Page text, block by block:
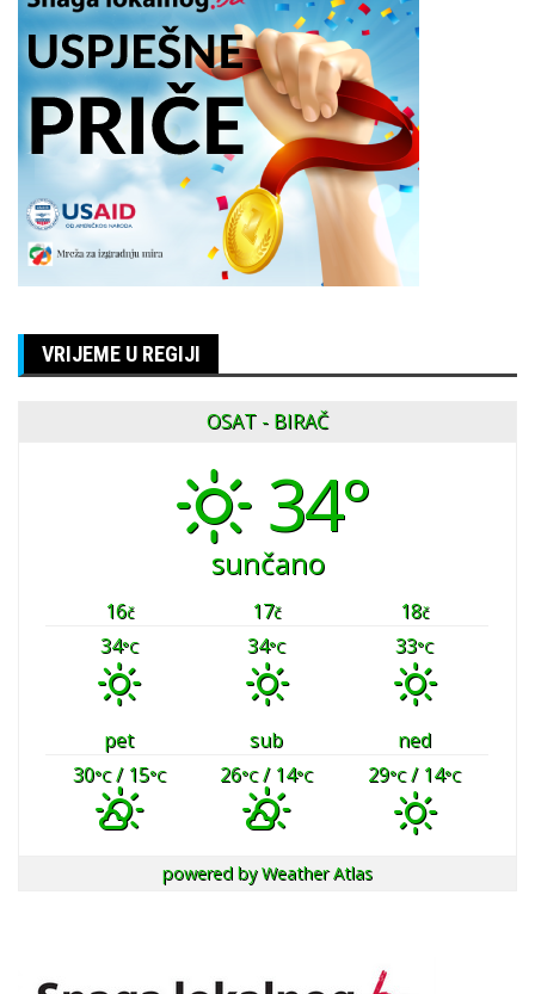
VRIJEME U REGIJI
OSAT - BIRAČ
34°
sunčano
16č 17č 18č
34°C 34°C 33°C
pet sub
ned
30°C/ 15°C 26°C/ 14°C 29°C/ 14°C
powered byWeather Atlas